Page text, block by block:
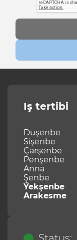
Iş tertibi
Duşenbe
Sişenbe
Çarşenbe
Penşenbe
Anna
Şenbe
Ýekşenbe
Arakesme